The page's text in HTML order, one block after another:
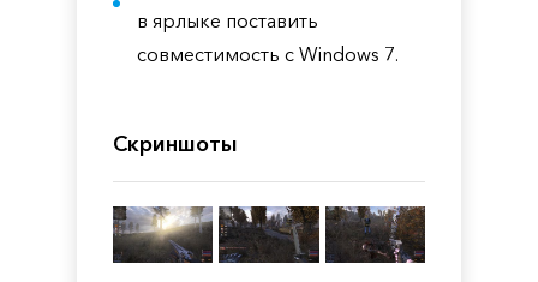
в ярлыке поставить
совместимость с Windows 7.
Скриншоты